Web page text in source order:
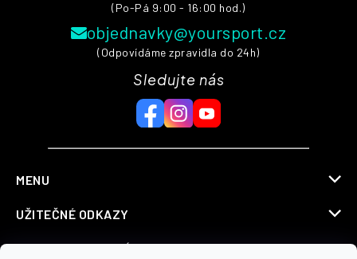
(Po-Pá 9:00 - 16:00 hod.)
objednavky@yoursport.cz
(Odpovídáme zpravidla do 24h)
Sledujte nás
MENU
UŽITEČNÉ ODKAZY
INFORMACE PRO VÁS